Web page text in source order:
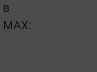
MАХ: